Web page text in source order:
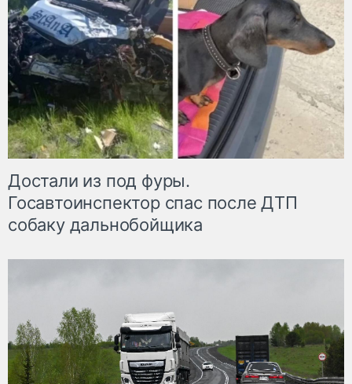
Достали из под фуры.
Госавтоинспектор спас после ДТП
собаку дальнобойщика